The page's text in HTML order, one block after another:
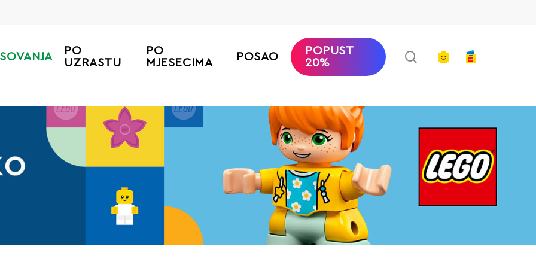
PO
UZRASTU
PO
MJESECIMA
POSAO
POPUST
20%
searchaccount